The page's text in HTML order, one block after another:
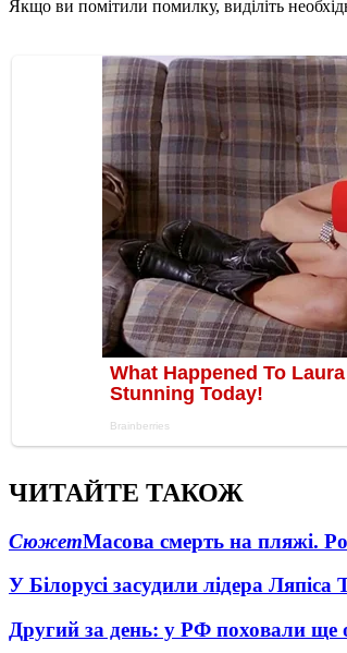
Якщо ви помітили помилку, виділіть
ЧИТАЙТЕ ТАКОЖ
СюжетМасова смерть на пляжі.
У Білорусі засудили лідера
Другий за день: у РФ поховали ще